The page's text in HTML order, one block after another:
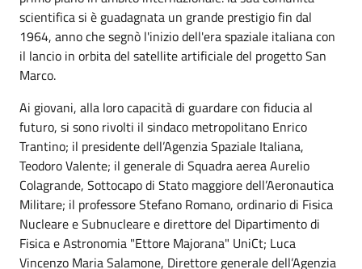
scientifica si è guadagnata un grande prestigio fin dal
1964, anno che segnò l'inizio dell'era spaziale italiana con
il lancio in orbita del satellite artificiale del progetto San
Marco.
Ai giovani, alla loro capacità di guardare con fiducia al
futuro, si sono rivolti il sindaco metropolitano Enrico
Trantino; il presidente dell’Agenzia Spaziale Italiana,
Teodoro Valente; il generale di Squadra aerea Aurelio
Colagrande, Sottocapo di Stato maggiore dell’Aeronautica
Militare; il professore Stefano Romano, ordinario di Fisica
Nucleare e Subnucleare e direttore del Dipartimento di
Fisica e Astronomia "Ettore Majorana" UniCt; Luca
Vincenzo Maria Salamone, Direttore generale dell’Agenzia